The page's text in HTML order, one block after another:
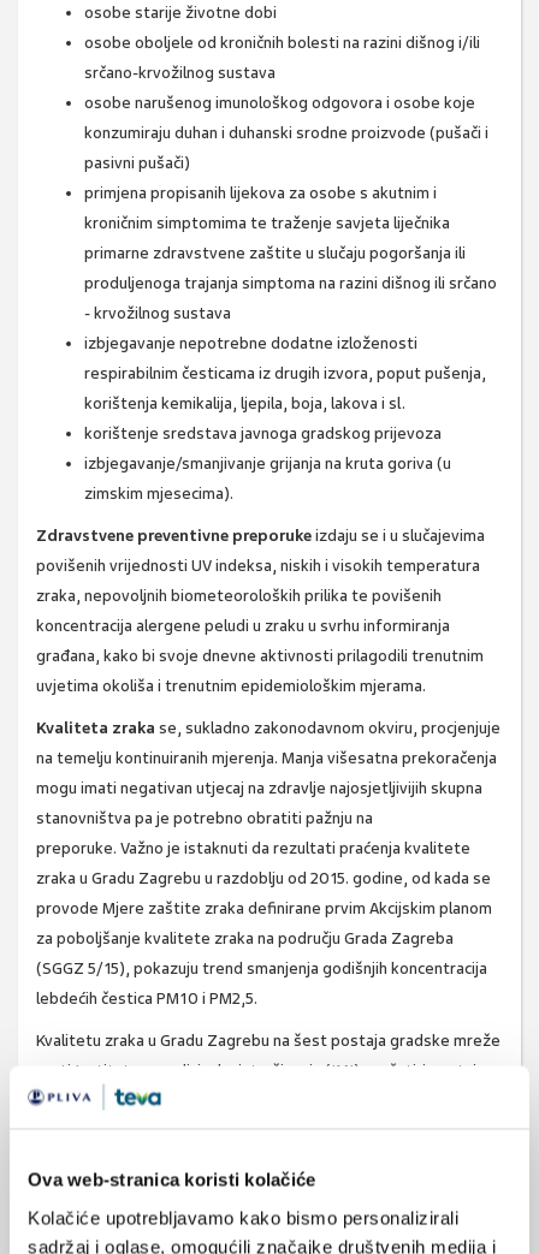
Ova web-stranica koristi kolačiće
Kolačiće upotrebljavamo kako bismo personalizirali
sadržaj i oglase, omogućili značajke društvenih medija i
osobe starije životne dobi
osobe oboljele od kroničnih bolesti na razini dišnog i/ili
srčano-krvožilnog sustava
osobe narušenog imunološkog odgovora i osobe koje
konzumiraju duhan i duhanski srodne proizvode (pušači i
pasivni pušači)
primjena propisanih lijekova za osobe s akutnim i
kroničnim simptomima te traženje savjeta liječnika
primarne zdravstvene zaštite u slučaju pogoršanja ili
produljenoga trajanja simptoma na razini dišnog ili srčano
- krvožilnog sustava
izbjegavanje nepotrebne dodatne izloženosti
respirabilnim česticama iz drugih izvora, poput pušenja,
korištenja kemikalija, ljepila, boja, lakova i sl.
korištenje sredstava javnoga gradskog prijevoza
izbjegavanje/smanjivanje grijanja na kruta goriva (u
zimskim mjesecima).
Zdravstvene preventivne preporukeizdaju se i u slučajevima
povišenih vrijednosti UV indeksa, niskih i visokih temperatura
zraka, nepovoljnih biometeoroloških prilika te povišenih
koncentracija alergene peludi u zraku u svrhu informiranja
građana, kako bi svoje dnevne aktivnosti prilagodili trenutnim
uvjetima okoliša i trenutnim epidemiološkim mjerama.
Kvaliteta zraka se, sukladno zakonodavnom okviru, procjenjuje
na temelju kontinuiranih mjerenja. Manja višesatna prekoračenja
mogu imati negativan utjecaj na zdravlje najosjetljivijih skupna
stanovništva pa je potrebno obratiti pažnju na
preporuke. Važno je istaknuti da rezultati praćenja kvalitete
zraka u Gradu Zagrebu u razdoblju od 2015. godine, od kada se
provode Mjere zaštite zraka definirane prvim Akcijskim planom
za poboljšanje kvalitete zraka na području Grada Zagreba
(SGGZ 5/15), pokazuju trend smanjenja godišnjih koncentracija
lebdećih čestica PM10 i PM2,5.
Kvalitetu zraka u Gradu Zagrebu na šest postaja gradske mreže
prati Institut za medicinska istraživanja (IMI), na četiri postaje
državne mreže Državni hidrometeorološki zavod, a na mjernoj
https://ekokartazagreb.stampar.hr/